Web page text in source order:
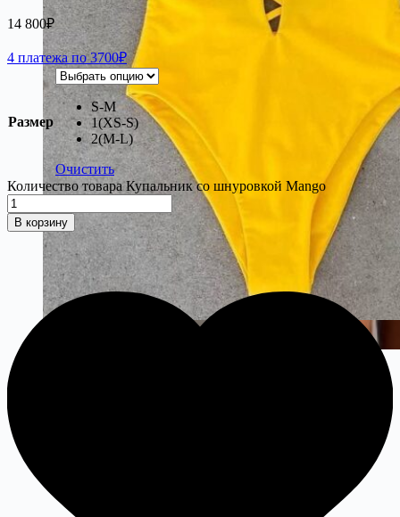
14 800₽
4 платежа по 3700₽
Размер
S-M
1(XS-S)
2(M-L)
Очистить
Количество товара Купальник cо шнуровкой Mango
В корзину